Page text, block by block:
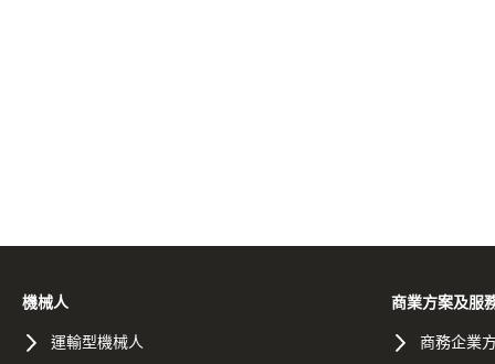
機械人
運輸型機械人
商業方案及服
商務企業